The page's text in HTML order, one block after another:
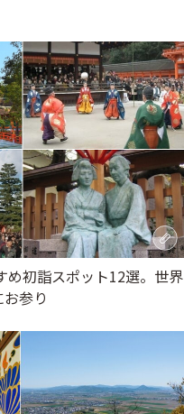
め初詣スポット12選。世界
参り